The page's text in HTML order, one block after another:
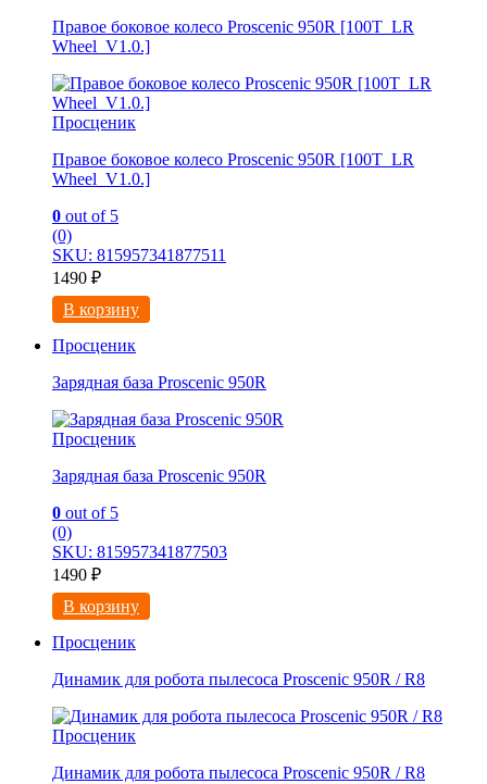
Правое боковое колесо Proscenic 950R [100T_LR
Wheel_V1.0.]
Просценик
Правое боковое колесо Proscenic 950R [100T_LR
Wheel_V1.0.]
0 out of 5
(0)
SKU: 815957341877511
1490 ₽
В корзину
Просценик
Зарядная база Proscenic 950R
Просценик
Зарядная база Proscenic 950R
0 out of 5
(0)
SKU: 815957341877503
1490 ₽
В корзину
Просценик
Динамик для робота пылесоса Proscenic 950R / R8
Просценик
Динамик для робота пылесоса Proscenic 950R / R8